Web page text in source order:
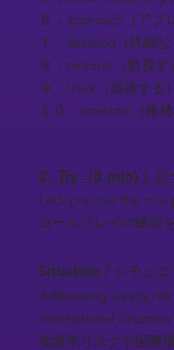
６．approach（アプ
７．detailed（詳細な
８．monitor（監視す
９．track（追跡する）
１０．maintain（維持
2. Try (3 min)｜ロ
Let’s practice the
ロールプレイの練習
Situation / シチュエ
Addressing supply
international situation
地政学リスクや国際